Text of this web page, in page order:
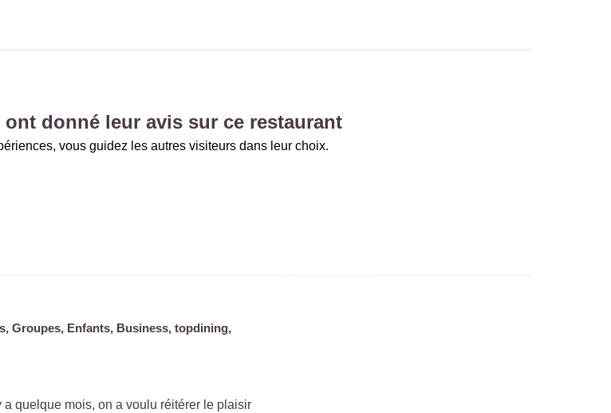
donné leur avis sur ce restaurant
vous guidez les autres visiteurs dans leur choix.
Groupes, Enfants, Business, topdining,
quelque mois, on a voulu réitérer le plaisir